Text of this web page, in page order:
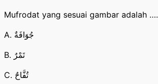
Mufrodat yang sesuai gambar adalah ….
A. جُوَافَةٌ
B. تَمْرٌ
C. تُفَّاحٌ